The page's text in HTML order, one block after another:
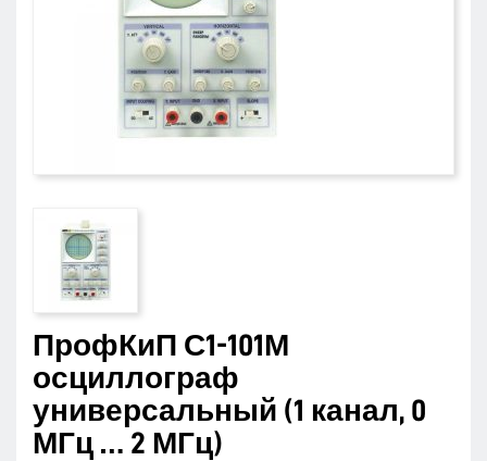
ПрофКиП С1-101М
осциллограф
универсальный (1 канал, 0
МГц … 2 МГц)